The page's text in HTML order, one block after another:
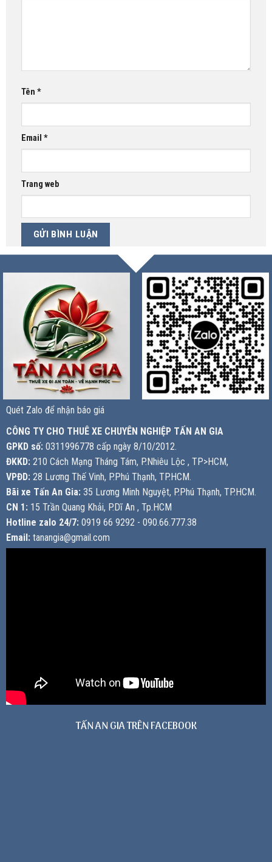
Tên *
Email *
Trang web
Quét Zalo để nhận báo giá
CÔNG TY CHO THUÊ XE CHUYÊN NGHIỆP TẤN AN GIA
GPKD số: 0311996778 cấp ngày 8/10/2012.
ĐKKD: 210 Cách Mạng Tháng Tám, P.Nhiêu Lộc , TP>HCM,
VPĐD: 28 Lương Thế Vinh, P.Phú Thạnh, TP.HCM.
Bãi xe Tấn An Gia: 35 Lương Minh Nguyệt, P.Phú Thạnh, TP.HCM.
CN 1: 15 Trần Quang Khải, P.Dĩ An , Tp.HCM
Hotline zalo 24/7: 0919 66 9292 - 090.66.777.38
Email: tanangia@gmail.com
TẤN AN GIA TRÊN FACEBOOK